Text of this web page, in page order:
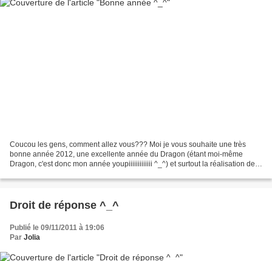
Coucou les gens, comment allez vous??? Moi je vous souhaite une très
bonne année 2012, une excellente année du Dragon (étant moi-même
Dragon, c'est donc mon année youpiiiiiiiiiiiii ^_^) et surtout la réalisation de
Droit de réponse ^_^
Publié le 09/11/2011 à 19:06
Par Jolia